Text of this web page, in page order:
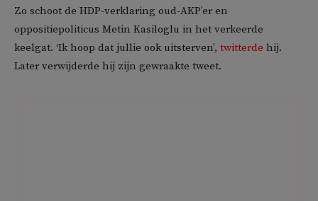
Zo schoot de HDP-verklaring oud-AKP’er en
oppositiepoliticus Metin Kasiloglu in het verkeerde
keelgat. ‘Ik hoop dat jullie ook uitsterven’, twitterde hij.
Later verwijderde hij zijn gewraakte tweet.